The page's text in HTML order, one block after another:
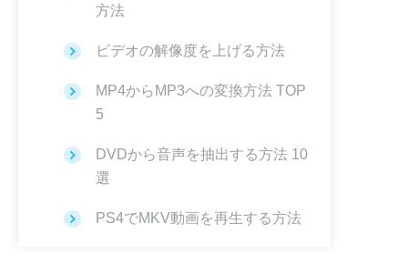
方法
ビデオの解像度を上げる方法
MP4からMP3への変換方法 TOP
5
DVDから音声を抽出する方法 10
選
PS4でMKV動画を再生する方法